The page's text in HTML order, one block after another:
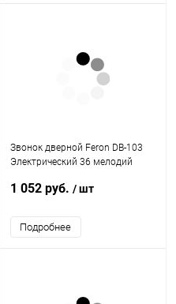
Звонок дверной Feron DB-103
Электрический 36 мелодий
1 052 руб. / шт
Подробнее